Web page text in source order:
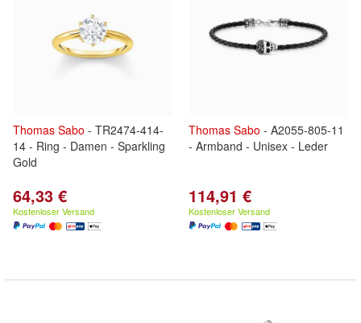
Thomas Sabo - TR2474-414-
14 - Ring - Damen - Sparkling
Gold
64,33 €
Kostenloser Versand
Thomas Sabo - A2055-805-11
- Armband - Unisex - Leder
114,91 €
Kostenloser Versand